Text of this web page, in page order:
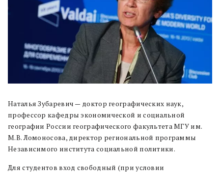
Наталья Зубаревич — доктор географических наук,
профессор кафедры экономической и социальной
географии России географического факультета МГУ им.
М.В. Ломоносова, директор региональной программы
Независимого института социальной политики.
Для студентов вход свободный (при условии